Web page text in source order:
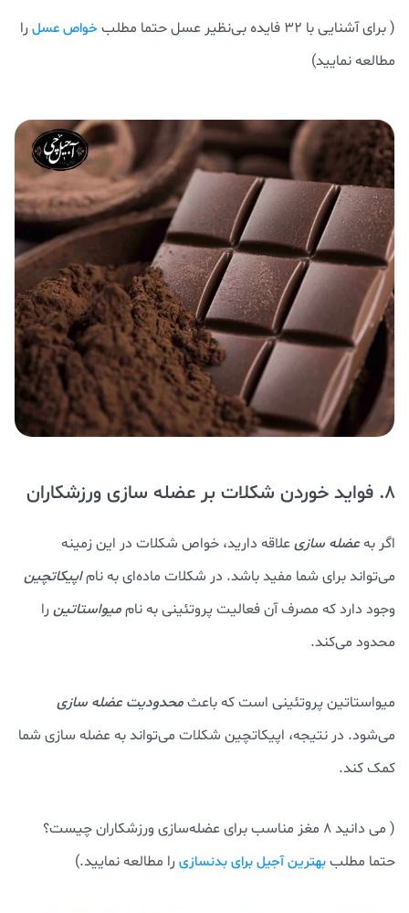
( برای آشنایی با 32 فایده بی‌نظیر عسل حتما مطلب خواص عسل را
مطالعه نمایید)
8. فواید خوردن شکلات بر عضله سازی ورزشکاران
اگر بهعضله سازیعلاقه دارید، خواص شکلات در این زمینه
می‌تواند برای شما مفید باشد. در شکلات ماده‌ای به ناماپیکاتچین
وجود دارد که مصرف آن فعالیت پروتئینی به ناممیواستاتین را
محدود می‌کند.
میواستاتین پروتئینی است که باعثمحدودیت عضله سازی
می‌شود. در نتیجه، اپیکاتچین شکلات می‌تواند به عضله سازی شما
کمک کند.
( می دانید 8 مغز مناسب برای عضله‌سازی ورزشکاران چیست؟
حتما مطلببهترین آجیل برای بدنسازی را مطالعه نمایید.)